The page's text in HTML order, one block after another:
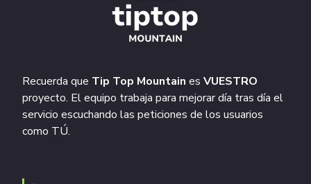
Recuerda que Tip Top Mountain es VUESTRO
proyecto. El equipo trabaja para mejorar día tras día el
servicio escuchando las peticiones de los usuarios
como TÚ.